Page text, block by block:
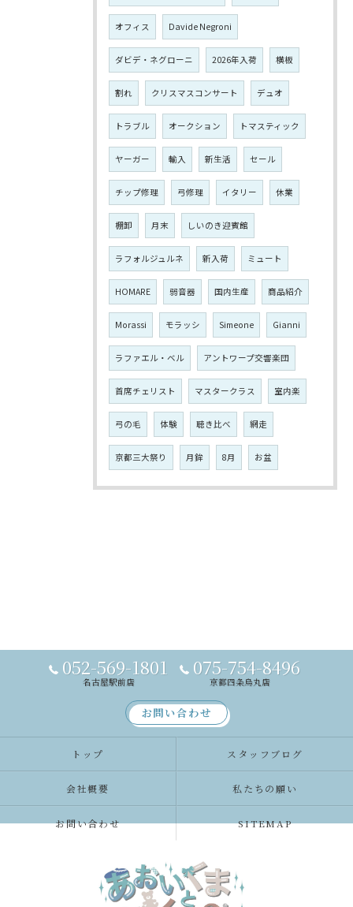
オフィス Davide Negroni
ダビデ・ネグローニ 2026年入荷 横板
割れ クリスマスコンサート デュオ
トラブル オークション トマスティック
ヤーガー 輸入 新生活 セール
チップ修理 弓修理 イタリー 休業
棚卸 月末 しいのき迎賓館
ラフォルジュルネ 新入荷 ミュート
HOMARE 弱音器 国内生産 商品紹介
Morassi モラッシ Simeone Gianni
ラファエル・ベル アントワープ交響楽団
首席チェリスト マスタークラス 室内楽
弓の毛 体験 聴き比べ 網走
京都三大祭り 月鉾 8月 お盆
052-569-1801
名古屋駅前店
075-754-8496
京都四条烏丸店
お問い合わせ
トップ スタッフブログ
会社概要 私たちの願い
お問い合わせ SITEMAP